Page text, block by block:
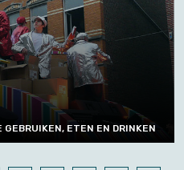
ETEN EN DRINKEN